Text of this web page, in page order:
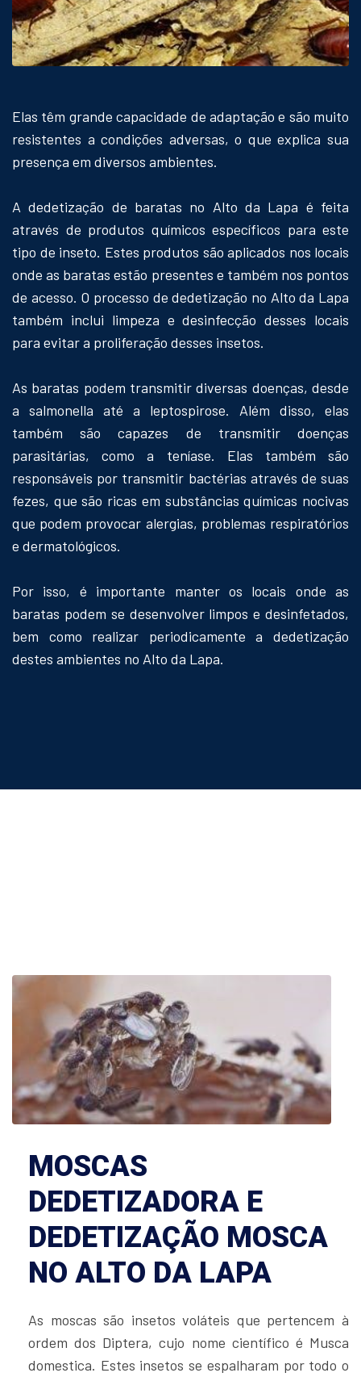
Elas têm grande capacidade de adaptação e são muito
resistentes a condições adversas, o que explica sua
presença em diversos ambientes.
A dedetização de baratas no Alto da Lapa é feita
através de produtos químicos específicos para este
tipo de inseto. Estes produtos são aplicados nos locais
onde as baratas estão presentes e também nos pontos
de acesso. O processo de dedetização no Alto da Lapa
também inclui limpeza e desinfecção desses locais
para evitar a proliferação desses insetos.
As baratas podem transmitir diversas doenças, desde
a salmonella até a leptospirose. Além disso, elas
também são capazes de transmitir doenças
parasitárias, como a teníase. Elas também são
responsáveis por transmitir bactérias através de suas
fezes, que são ricas em substâncias químicas nocivas
que podem provocar alergias, problemas respiratórios
e dermatológicos.
Por isso, é importante manter os locais onde as
baratas podem se desenvolver limpos e desinfetados,
bem como realizar periodicamente a dedetização
destes ambientes no Alto da Lapa.
MOSCAS
DEDETIZADORA E
DEDETIZAÇÃO MOSCA
NO ALTO DA LAPA
As moscas são insetos voláteis que pertencem à
ordem dos Diptera, cujo nome científico é Musca
domestica. Estes insetos se espalharam por todo o